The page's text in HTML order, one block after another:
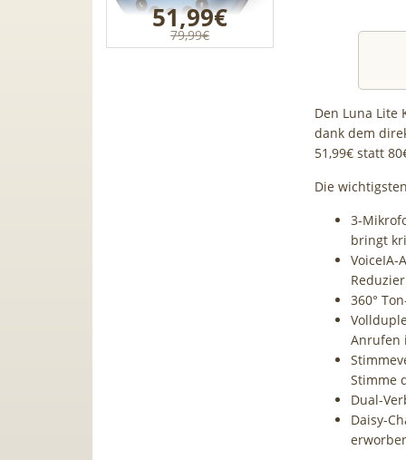
51,99€
79,99€
Den Luna Lite
dank dem
51,99€ statt
Die
3-
bringt
360°
Anrufen
Stimme
Dual-
Daisy-
50€ Wechselbonus! 🎉 50GB 5G
Vodafone Allnet für 7,99€ mtl.